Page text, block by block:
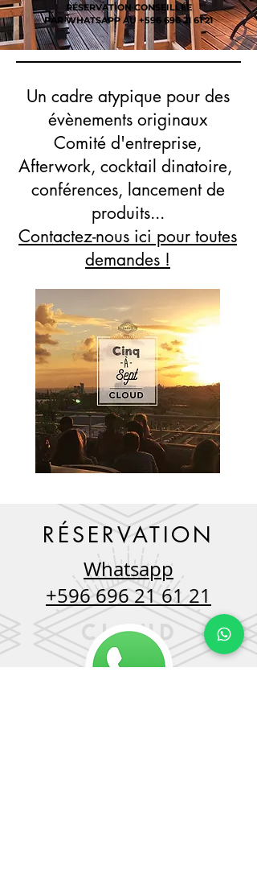
RÉSERVATION CONSEILLÉE
PAR WHATSAPP AU+596 696 21 61 21
Un cadre atypique pour des
évènements originaux
Comité d'entreprise,
Afterwork, cocktail dinatoire,
conférences, lancement de
produits...
Contactez-nous ici pour toutes
demandes !
RÉSERVATION
Whatsapp
+596 696 21 61 21